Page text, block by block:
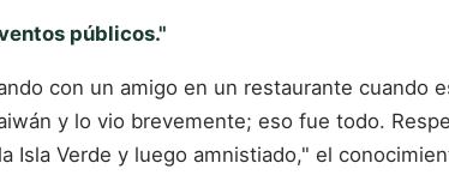
públicos."
con un amigo en un restaurante cuando
y lo vio brevemente; eso fue todo.
Verde y luego amnistiado," el